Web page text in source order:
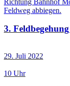
Feldweg abbiegen.
3.
29. Juli 2022
10 Uhr